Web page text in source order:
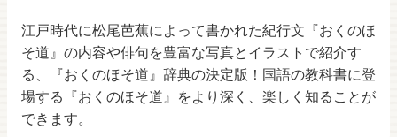
江戸時代に松尾芭蕉によって書かれた紀行文『おくのほ
そ道』の内容や俳句を豊富な写真とイラストで紹介す
る、『おくのほそ道』辞典の決定版！国語の教科書に登
場する『おくのほそ道』をより深く、楽しく知ることが
できます。